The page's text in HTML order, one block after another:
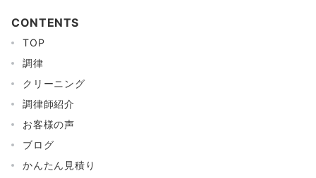
CONTENTS
TOP
調律
クリーニング
調律師紹介
お客様の声
ブログ
かんたん見積り